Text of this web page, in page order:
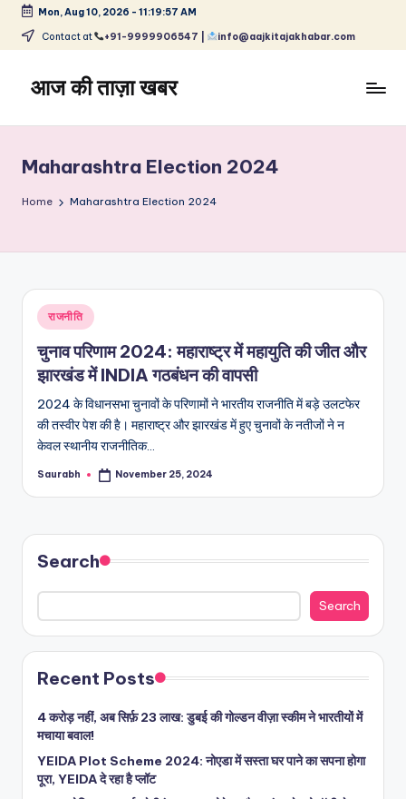
Skip
content
Mon, Aug 10, 2026 - 11:19:58 AM
Contact at +91-9999906547 | info@aajkitajakhabar.com
आज की ताज़ा खबर
ताज़ा
समाचार
–
और
विश्व
Maharashtra Election 2024
Home Maharashtra Election 2024
Posted
in
राजनीति
चुनाव परिणाम 2024: महाराष्ट्र में महायुति की जीत और
झारखंड में INDIA गठबंधन की वापसी
2024 के विधानसभा चुनावों के परिणामों ने भारतीय राजनीति में बड़े उलटफेर
की तस्वीर पेश की है। महाराष्ट्र और झारखंड में हुए चुनावों के नतीजों ने न
केवल स्थानीय राजनीतिक…
Posted
Saurabh November 25, 2024
Search
Search
Recent Posts
4 करोड़ नहीं, अब सिर्फ़ 23 लाख: डुबई की गोल्डन वीज़ा स्कीम ने भारतीयों में
मचाया बवाल!
YEIDA Plot Scheme 2024: नोएडा में सस्ता घर पाने का सपना होगा
पूरा, YEIDA दे रहा है प्लॉट